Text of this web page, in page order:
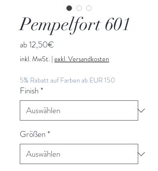
Pempelfort 601
ab12,50€
Preis
inkl. MwSt. | exkl. Versandkosten
5% Rabatt auf Farben ab EUR 150
Finish*
Größen*